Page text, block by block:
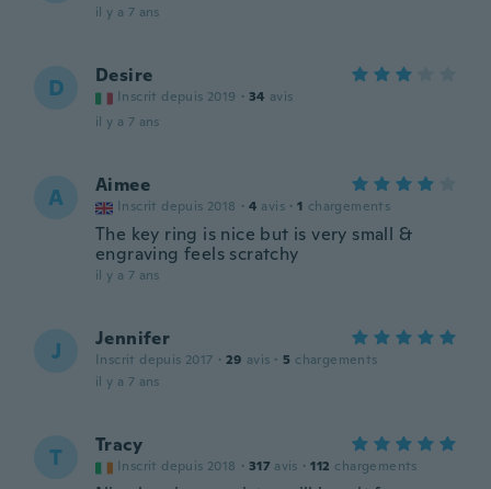
il y a 7 ans
D Desire
Inscrit depuis 2019 · 34 avis
il y a 7 ans
A Aimee
Inscrit depuis 2018 · 4 avis · 1 chargements
The key ring is nice but is very small &
engraving feels scratchy
il y a 7 ans
J Jennifer
Inscrit depuis 2017 · 29 avis · 5 chargements
il y a 7 ans
T Tracy
Inscrit depuis 2018 · 317 avis · 112 chargements